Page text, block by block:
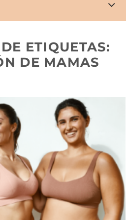
ETIQUETAS:
DE MAMAS